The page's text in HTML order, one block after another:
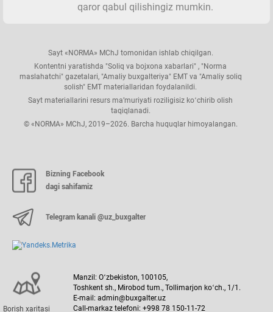
qaror qabul qilishingiz mumkin.
Sayt «NORMA» MChJ tomonidan ishlab chiqilgan.
Kontentni yaratishda "Soliq va bojхona хabarlari" , "Norma
maslahatchi" gazetalari, "Amaliy buхgalteriya" EMT va "Amaliy soliq
solish" EMT materiallaridan foydalanildi.
Sayt materiallarini resurs ma’muriyati roziligisiz koʻchirib olish
taqiqlanadi.
© «NORMA» MChJ, 2019–2026. Barcha huquqlar himoyalangan.
Bizning Facebook
dagi sahifamiz
Telegram kanali @uz_buxgalter
Borish хaritasi
Manzil: Oʻzbekiston, 100105,
Toshkent sh., Mirobod tum., Tollimarjon koʻch., 1/1.
E-mail: admin@buxgalter.uz
Call-markaz telefoni: +998 78 150-11-72